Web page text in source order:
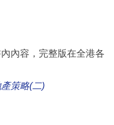
內容，完整版在全港各